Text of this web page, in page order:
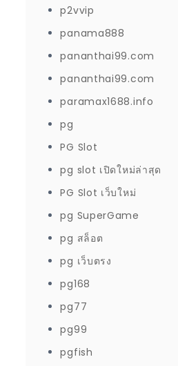
p2vvip
panama888
pananthai99.com
pananthai99.com
paramax1688.info
pg
PG Slot
pg slot เปิดใหม่ล่าสุด
PG Slot เว็บใหม่
pg SuperGame
pg สล็อต
pg เว็บตรง
pg168
pg77
pg99
pgfish